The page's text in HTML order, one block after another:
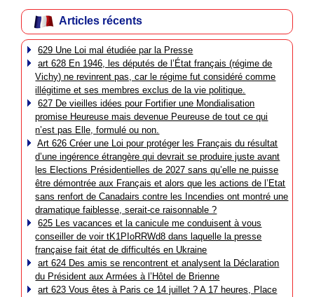
Articles récents
629 Une Loi mal étudiée par la Presse
art 628 En 1946, les députés de l’État français (régime de
Vichy) ne revinrent pas, car le régime fut considéré comme
illégitime et ses membres exclus de la vie politique.
627 De vieilles idées pour Fortifier une Mondialisation
promise Heureuse mais devenue Peureuse de tout ce qui
n’est pas Elle, formulé ou non.
Art 626 Créer une Loi pour protéger les Français du résultat
d’une ingérence étrangère qui devrait se produire juste avant
les Elections Présidentielles de 2027 sans qu’elle ne puisse
être démontrée aux Français et alors que les actions de l’Etat
sans renfort de Canadairs contre les Incendies ont montré une
dramatique faiblesse, serait-ce raisonnable ?
625 Les vacances et la canicule me conduisent à vous
conseiller de voir tK1PIoRRWd8 dans laquelle la presse
française fait état de difficultés en Ukraine
art 624 Des amis se rencontrent et analysent la Déclaration
du Président aux Armées à l’Hôtel de Brienne
art 623 Vous êtes à Paris ce 14 juillet ? A 17 heures, Place